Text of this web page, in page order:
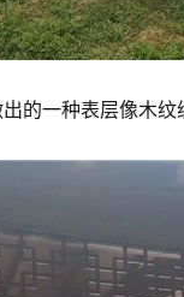
的一种表层像木